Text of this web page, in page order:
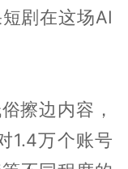
剧在这场AI
擦边内容，
1.4万个账号